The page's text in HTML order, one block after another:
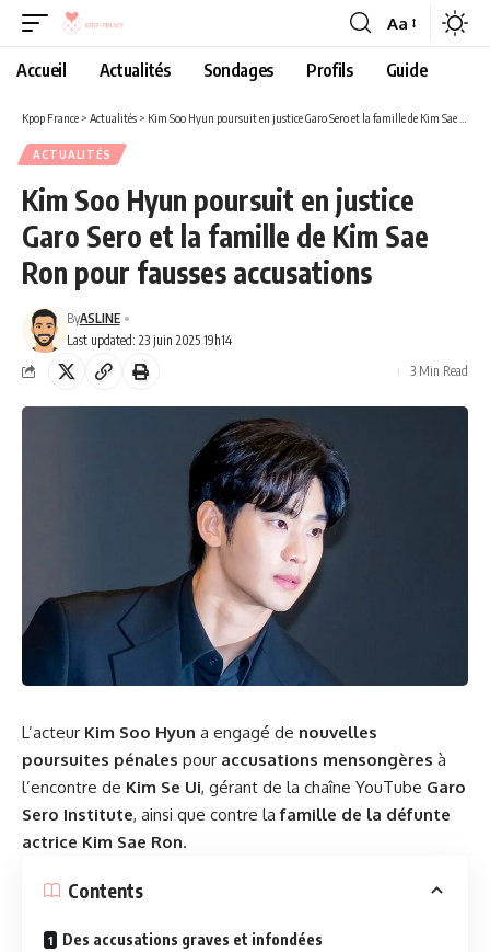
Aa
Accueil Actualités Sondages Profils Guide
Kpop France > Actualités > Kim Soo Hyun poursuit en justice Garo Sero et la famille de Kim Sae Ron pour fausses accusations
ACTUALITÉS
Kim Soo Hyun poursuit en justice
Garo Sero et la famille de Kim Sae
Ron pour fausses accusations
Last updated: 23 juin 2025 19h14
ByASLINE
3 Min Read
L’acteur Kim Soo Hyun a engagé de nouvelles
poursuites pénales pour accusations mensongères à
l’encontre de Kim Se Ui, gérant de la chaîne YouTube Garo
Sero Institute, ainsi que contre lafamille de la défunte
actrice Kim Sae Ron.
Contents
Des accusations graves et infondées